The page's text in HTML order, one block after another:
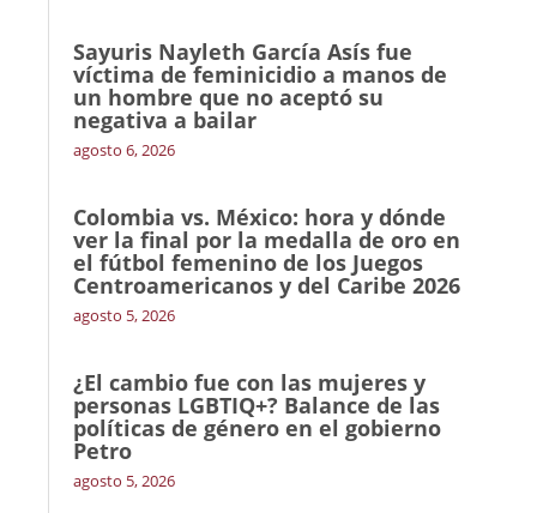
Sayuris Nayleth García Asís fue
víctima de feminicidio a manos de
un hombre que no aceptó su
negativa a bailar
agosto 6, 2026
Colombia vs. México: hora y dónde
ver la final por la medalla de oro en
el fútbol femenino de los Juegos
Centroamericanos y del Caribe 2026
agosto 5, 2026
¿El cambio fue con las mujeres y
personas LGBTIQ+? Balance de las
políticas de género en el gobierno
Petro
agosto 5, 2026